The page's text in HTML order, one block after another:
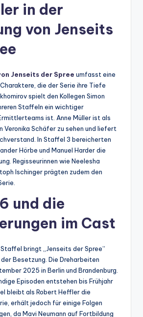
in der
von Jenseits
Jenseits der Spree umfasst eine
die der Serie ihre Tiefe
spielt den Kollegen Simon
Staffeln ein wichtiger
ist. Anne Müller ist als
Veronika Schäfer zu sehen und liefert
In Staffel 3 bereicherten
Hörbe und Manuel Harder die
Regisseurinnen wie Neelesha
Ischinger prägten zudem den
und die
im Cast
bringt „Jenseits der Spree”
Besetzung. Die Dreharbeiten
2025 in Berlin und Brandenburg.
Episoden entstehen bis Frühjahr
bleibt als Robert Heffler die
erhält jedoch für einige Folgen
da Mavi Neumann auf Fortbildung